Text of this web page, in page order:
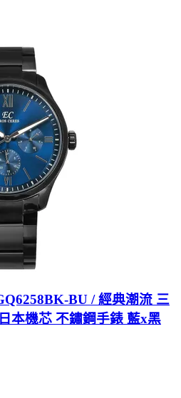
BU / 經典潮流 三
本機芯 不鏽鋼手錶 藍x黑